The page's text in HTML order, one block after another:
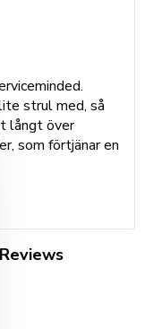
strul med, så
långt över
som förtjänar en